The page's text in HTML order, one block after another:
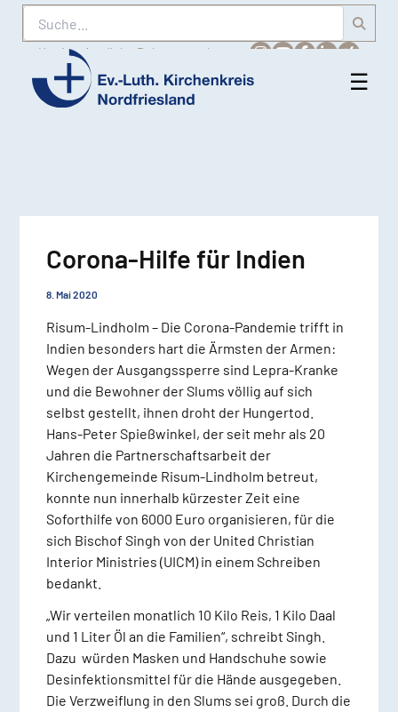
Suche
Karriere Amtliche Bekanntmachungen
Ev.-
☰
Corona-Hilfe für Indien
8. Mai 2020
Risum-Lindholm – Die Corona-Pandemie trifft in
Indien besonders hart die Ärmsten der Armen:
Wegen der Ausgangssperre sind Lepra-Kranke
und die Bewohner der Slums völlig auf sich
selbst gestellt, ihnen droht der Hungertod.
Hans-Peter Spießwinkel, der seit mehr als 20
Jahren die Partnerschaftsarbeit der
Kirchengemeinde Risum-Lindholm betreut,
konnte nun innerhalb kürzester Zeit eine
Soforthilfe von 6000 Euro organisieren, für die
sich Bischof Singh von der United Christian
Interior Ministries (UICM) in einem Schreiben
bedankt.
„Wir verteilen monatlich 10 Kilo Reis, 1 Kilo Daal
und 1 Liter Öl an die Familien“, schreibt Singh.
Dazu würden Masken und Handschuhe sowie
Desinfektionsmittel für die Hände ausgegeben.
Die Verzweiflung in den Slums sei groß. Durch die